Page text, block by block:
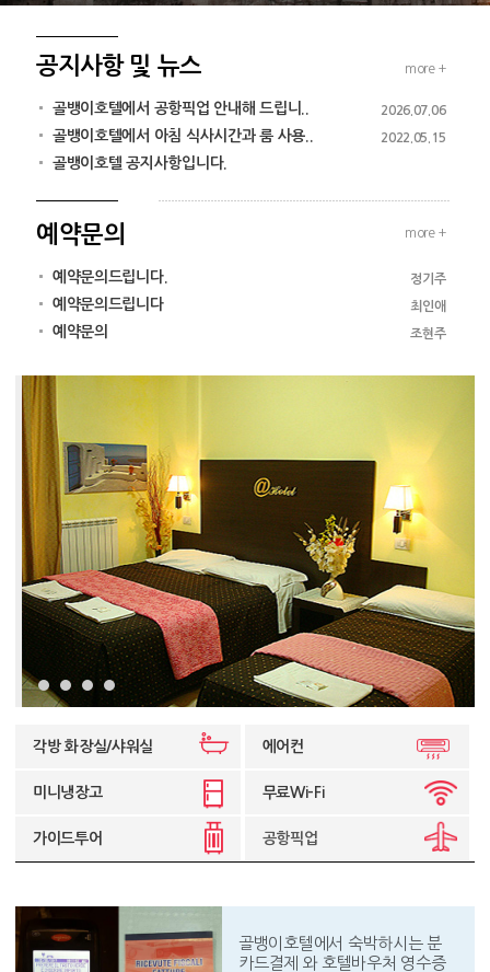
공지사항 및 뉴스 more +
골뱅이호텔에서 공항픽업 안내해 드립니.. 2026.07.06
골뱅이호텔에서 아침 식사시간과 룸 사용.. 2022.05.15
골뱅이호텔 공지사항입니다.
예약문의 more +
예약문의드립니다. 정기주
예약문의드립니다 최인애
예약문의 조현주
각방 화장실/샤워실 에어컨
미니냉장고 무료Wi-Fi
가이드투어 공항픽업
골뱅이호텔에서 숙박하시는 분
카드결제 와 호텔바우처 영수증